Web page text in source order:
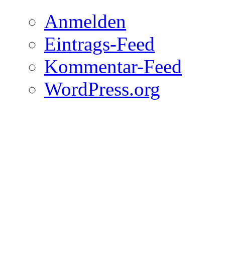
Anmelden
Eintrags-Feed
Kommentar-Feed
WordPress.org